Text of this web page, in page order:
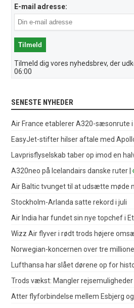
E-mail adresse:
Tilmeld dig vores nyhedsbrev, der
06:00
SENESTE NYHEDER
Air France etablerer A320-sæsonrute i
EasyJet-stifter hilser aftale med
Lavprisflyselskab taber op imod en
A320neo på Icelandairs danske ruter |
Air Baltic tvunget til at udsætte møde
Stockholm-Arlanda satte rekord i juli
Air India har fundet sin nye topchef i
Wizz Air flyver i rødt trods højere
Norwegian-koncernen over tre
Lufthansa har slået dørene op for
Trods vækst: Mangler
Atter flyforbindelse mellem Esbjerg